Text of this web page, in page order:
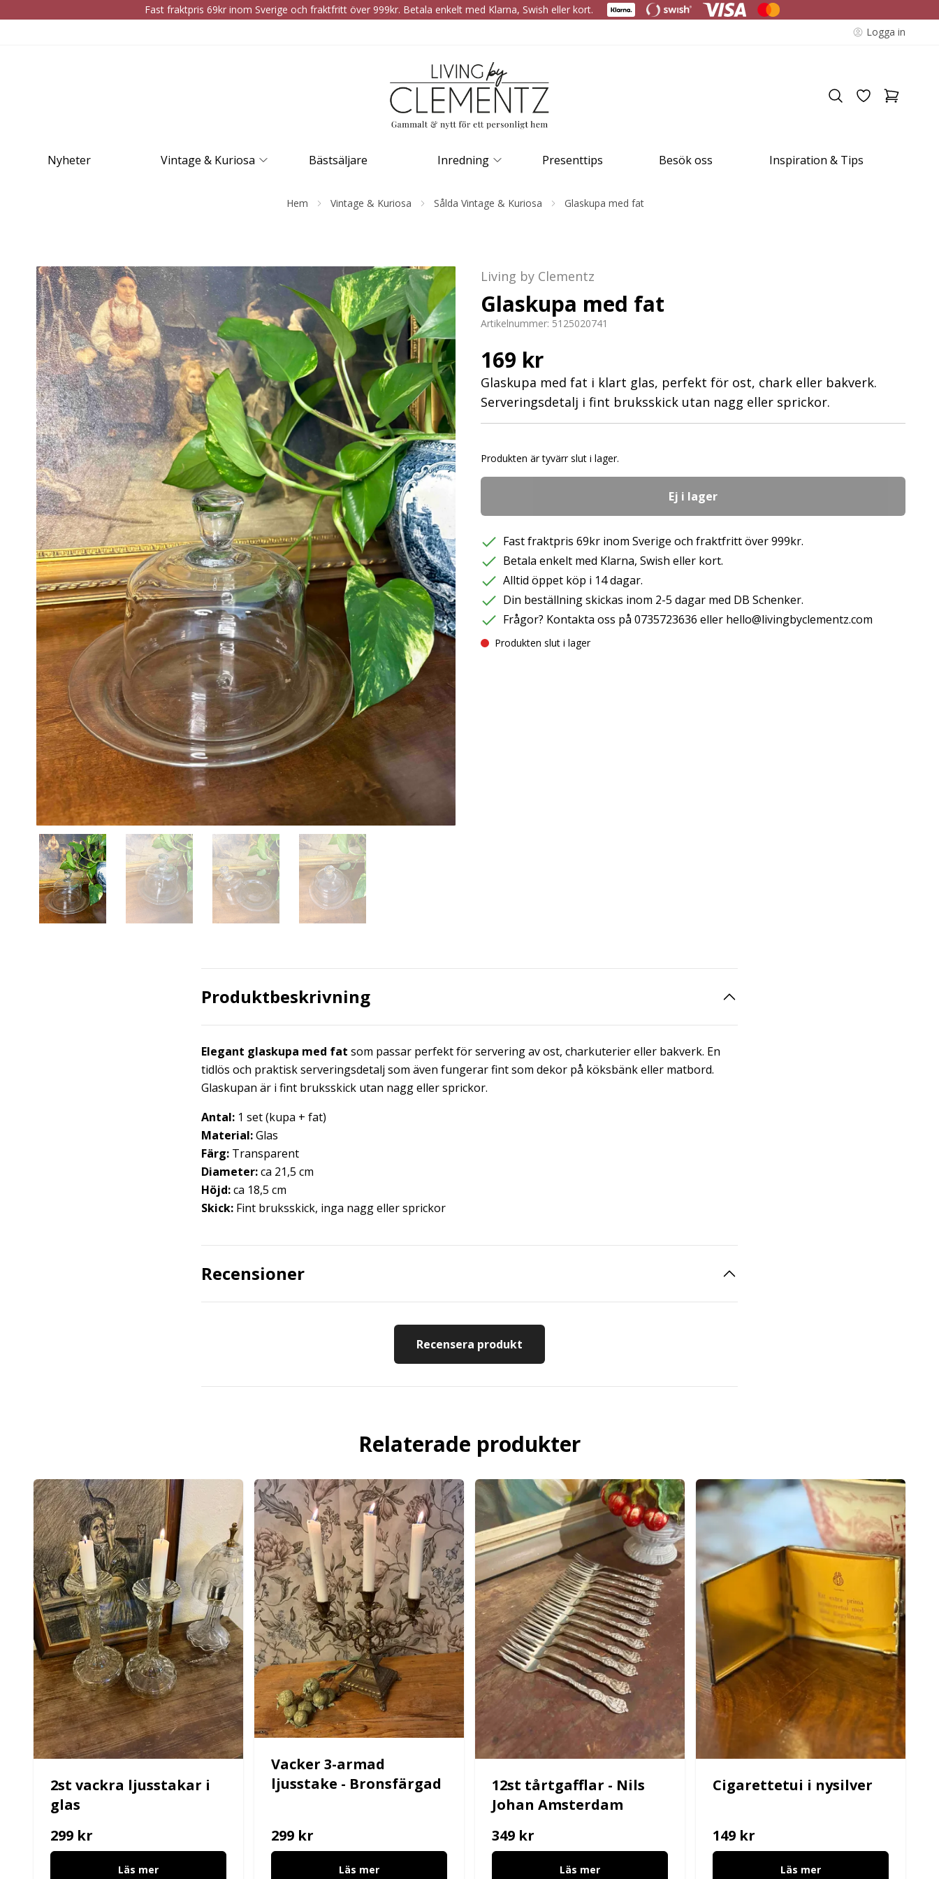
Fast fraktpris 69kr inom Sverige och fraktfritt över 999kr. Betala enkelt med Klarna, Swish eller kort.
Logga in
Nyheter Vintage & Kuriosa Bästsäljare Inredning Presenttips Besök oss Inspiration & Tips
Hem Vintage & Kuriosa Sålda Vintage & Kuriosa Glaskupa med fat
Living by Clementz
Glaskupa med fat
Artikelnummer: 5125020741
169 kr
Glaskupa med fat i klart glas, perfekt för ost, chark eller bakverk.
Serveringsdetalj i fint bruksskick utan nagg eller sprickor.
Produkten är tyvärr slut i lager.
Ej i lager
Fast fraktpris 69kr inom Sverige och fraktfritt över 999kr.
Betala enkelt med Klarna, Swish eller kort.
Alltid öppet köp i 14 dagar.
Din beställning skickas inom 2-5 dagar med DB Schenker.
Frågor? Kontakta oss på 0735723636 eller hello@livingbyclementz.com
Produkten slut i lager
Produktbeskrivning
Elegant glaskupa med fat som passar perfekt för servering av ost, charkuterier eller bakverk. En
tidlös och praktisk serveringsdetalj som även fungerar fint som dekor på köksbänk eller matbord.
Glaskupan är i fint bruksskick utan nagg eller sprickor.
Antal: 1 set (kupa + fat)
Material:Glas
Färg: Transparent
Diameter:ca 21,5 cm
Höjd:ca 18,5 cm
Skick: Fint bruksskick, inga nagg eller sprickor
Recensioner
Recensera produkt
Relaterade produkter
2st vackra ljusstakar i
glas
299 kr
Läs mer
Vacker 3-armad
ljusstake - Bronsfärgad
299 kr
Läs mer
12st tårtgafflar - Nils
Johan Amsterdam
349 kr
Läs mer
Cigarettetui i nysilver
149 kr
Läs mer